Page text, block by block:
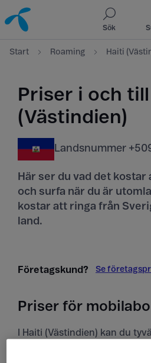
Till innehåll
Till sök
Sök
Start Roaming Haiti
Priser i och
(Västindien)
Landsnummer
Här ser du vad det kostar
och surfa när du är
kostar att ringa från
land.
Företagskund? Se
Priser för
I Haiti (Västindien) kan du